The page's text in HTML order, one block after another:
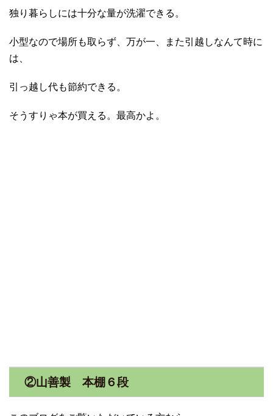
独り暮らしには十分な量が洗濯できる。
小型なので場所も取らず、万が一、また引越しなんて時に
は、
引っ越し代も節約できる。
そうすりゃ本が買える。最高かよ。
②山善製 本棚６段